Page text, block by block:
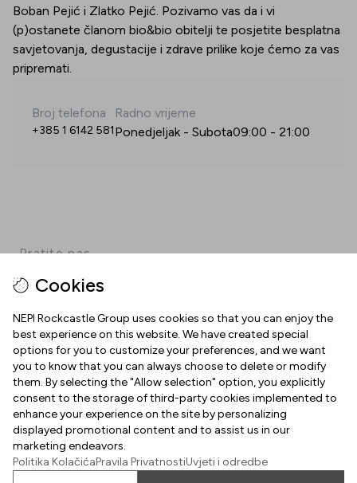
Boban Pejić i Zlatko Pejić. Pozivamo vas da i vi
(p)ostanete članom bio&bio obitelji te posjetite besplatna
savjetovanja, degustacije i zdrave prilike koje ćemo za vas
pripremati.
Broj telefona
+385 1 6142 581
Radno vrijeme
Ponedjeljak - Subota09:00 - 21:00
Cookies
NEPI Rockcastle Group uses cookies so that you can enjoy the
best experience on this website. We have created special
options for you to customize your preferences, and we want
you to know that you can always choose to delete or modify
them. By selecting the "Allow selection" option, you explicitly
consent to the storage of third-party cookies implemented to
enhance your experience on the site by personalizing
displayed promotional content and to assist us in our
marketing endeavors.
Politika KolačićaPravila PrivatnostiUvjeti i odredbe
Pratite nas
FacebookInstagramPinterest
INFORMACIJE
Radno vrijeme
Mapa centra
Parking
O NAMA
Dobrodošli u Arena Centar
Uvjeti korištenja